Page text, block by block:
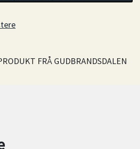
FRÅ GUDBRANDSDALEN